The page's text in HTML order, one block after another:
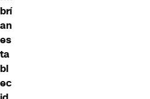
brí
an
es
ta
bl
ec